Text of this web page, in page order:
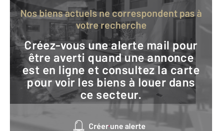
Nos biens actuels ne correspondent pas à
votre recherche
Créez-vous une alerte mail pour
être averti quand une annonce
est en ligne et consultez la carte
pour voir les biens à louer dans
ce secteur.
Créer une alerte